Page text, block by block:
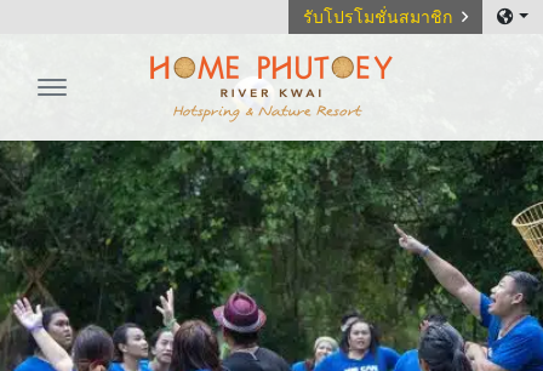
รับโปรโมชั่นสมาชิก
Home Phutoey River Kwai